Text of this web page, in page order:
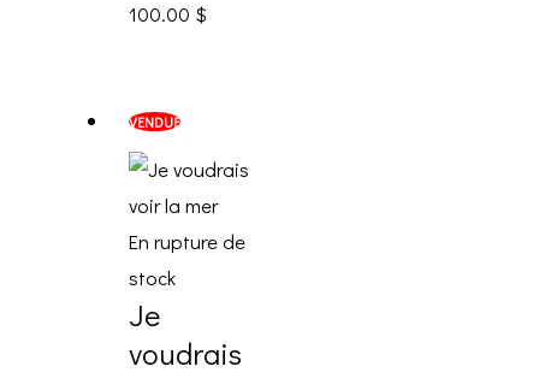
100.00 $
VENDUE
En rupture de
stock
Je
voudrais